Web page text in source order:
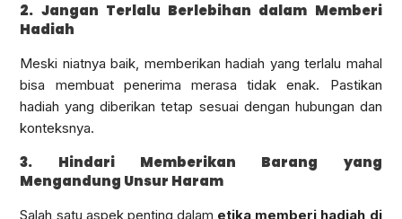
2. Jangan Terlalu Berlebihan dalam Memberi
Hadiah
Meski niatnya baik, memberikan hadiah yang terlalu mahal
bisa membuat penerima merasa tidak enak. Pastikan
hadiah yang diberikan tetap sesuai dengan hubungan dan
konteksnya.
3. Hindari Memberikan Barang yang
Mengandung Unsur Haram
Salah satu aspek penting dalam etika memberi hadiah di